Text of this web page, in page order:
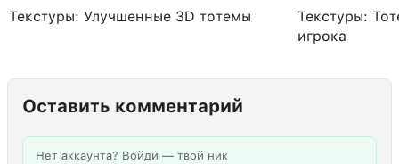
Текстуры: Улучшенные 3D тотемы
Текстуры:
игрока
Оставить комментарий
Нет аккаунта? Войди — твой ник